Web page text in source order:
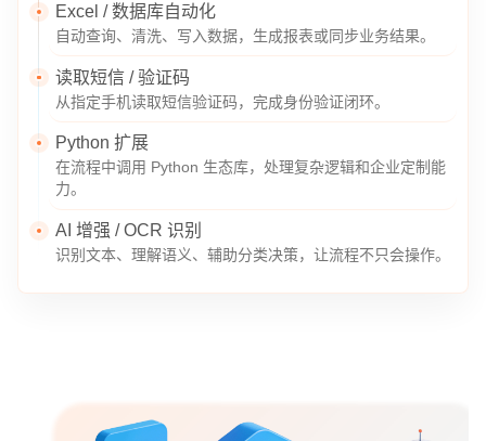
Excel / 数据库自动化
自动查询、清洗、写入数据，生成报表或同步业务结果。
读取短信 / 验证码
从指定手机读取短信验证码，完成身份验证闭环。
Python 扩展
在流程中调用 Python 生态库，处理复杂逻辑和企业定制能
力。
AI 增强 / OCR 识别
识别文本、理解语义、辅助分类决策，让流程不只会操作。